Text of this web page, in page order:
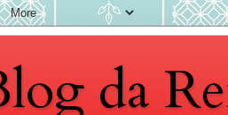
da